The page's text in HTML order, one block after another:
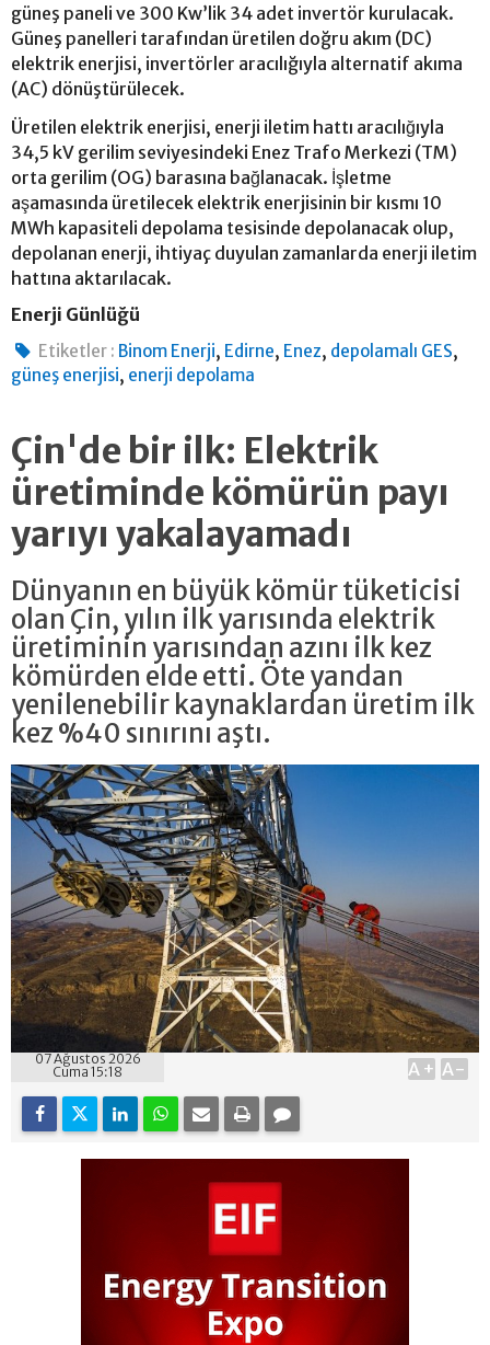
güneş paneli ve 300 Kw’lik 34 adet invertör kurulacak.
Güneş panelleri tarafından üretilen doğru akım (DC)
elektrik enerjisi, invertörler aracılığıyla alternatif akıma
(AC) dönüştürülecek.
Üretilen elektrik enerjisi, enerji iletim hattı aracılığıyla
34,5 kV gerilim seviyesindeki Enez Trafo Merkezi (TM)
orta gerilim (OG) barasına bağlanacak. İşletme
aşamasında üretilecek elektrik enerjisinin bir kısmı 10
MWh kapasiteli depolama tesisinde depolanacak olup,
depolanan enerji, ihtiyaç duyulan zamanlarda enerji iletim
hattına aktarılacak.
Enerji Günlüğü
Etiketler : Binom Enerji, Edirne, Enez, depolamalı GES,
güneş enerjisi, enerji depolama
Çin'de bir ilk: Elektrik
üretiminde kömürün payı
yarıyı yakalayamadı
Dünyanın en büyük kömür tüketicisi
olan Çin, yılın ilk yarısında elektrik
üretiminin yarısından azını ilk kez
kömürden elde etti. Öte yandan
yenilenebilir kaynaklardan üretim ilk
kez %40 sınırını aştı.
07 Ağustos 2026
Cuma 15:18
A+ A-